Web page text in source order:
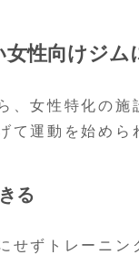
性向けジム
、女性特化の施
て運動を始めら
る
せずトレーニン